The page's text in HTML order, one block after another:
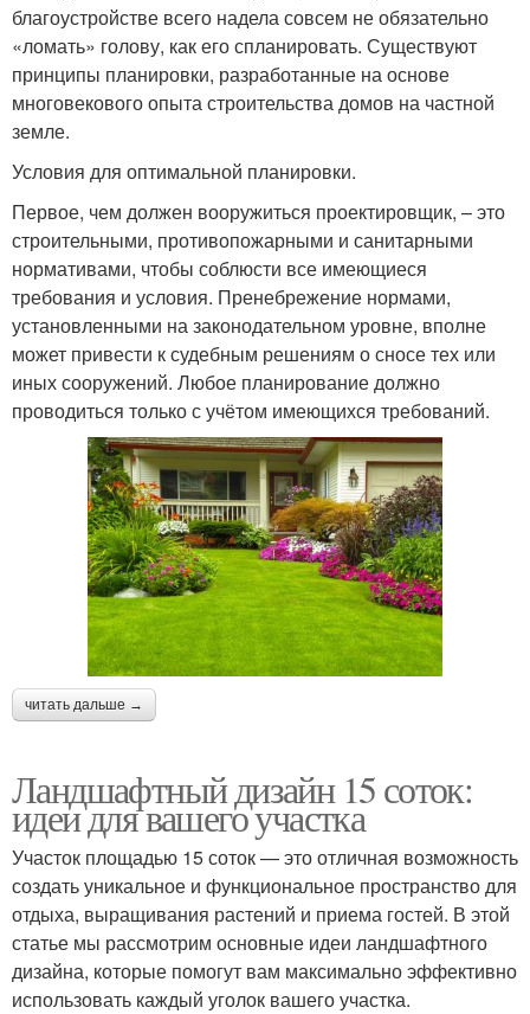
благоустройстве всего надела совсем не обязательно
«ломать» голову, как его спланировать. Существуют
принципы планировки, разработанные на основе
многовекового опыта строительства домов на частной
земле.
Условия для оптимальной планировки.
Первое, чем должен вооружиться проектировщик, – это
строительными, противопожарными и санитарными
нормативами, чтобы соблюсти все имеющиеся
требования и условия. Пренебрежение нормами,
установленными на законодательном уровне, вполне
может привести к судебным решениям о сносе тех или
иных сооружений. Любое планирование должно
проводиться только с учётом имеющихся требований.
читать дальше →
Ландшафтный дизайн 15 соток:
идеи для вашего участка
Участок площадью 15 соток — это отличная возможность
создать уникальное и функциональное пространство для
отдыха, выращивания растений и приема гостей. В этой
статье мы рассмотрим основные идеи ландшафтного
дизайна, которые помогут вам максимально эффективно
использовать каждый уголок вашего участка.